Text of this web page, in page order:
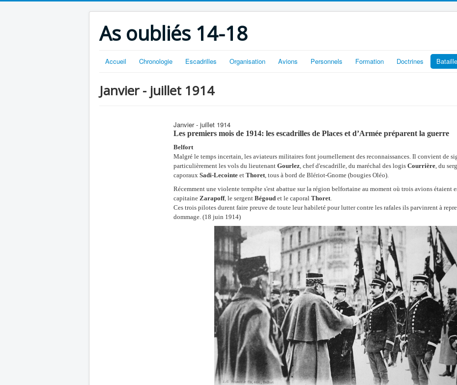
As oubliés 14-18
Accueil Chronologie Escadrilles Organisation Avions Personnels Formation Doctrines
Janvier - juillet 1914
Janvier - juillet 1914
Les premiers mois de 1914: les escadrilles de Places et d’Armée préparent la guerre
Belfort
Malgré le temps incertain, les aviateurs militaires font journellement des reconnaissances. Il convient de
particulièrement les vols du lieutenant Gourlez, chef d'escadrille, du maréchal des logis Courrière, du
caporaux Sadi-Lecointe et Thoret, tous à bord de Blériot-Gnome (bougies Oléo).
Récemment une violente tempête s'est abattue sur la région belfortaine au moment où trois avions étaient
capitaine Zarapoff, le sergent Bégoud et le caporal Thoret.
Ces trois pilotes durent faire preuve de toute leur habileté pour lutter contre les rafales ils parvinrent à
dommage. (18 juin 1914)